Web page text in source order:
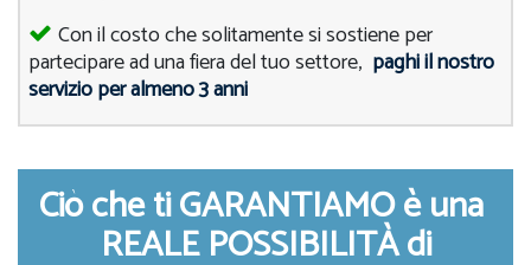
Con il costo che solitamente si sostiene per
partecipare ad una fiera del tuo settore, paghi il nostro
servizio per almeno 3 anni
Ciò che ti GARANTIAMO è una
REALE POSSIBILITÀ di